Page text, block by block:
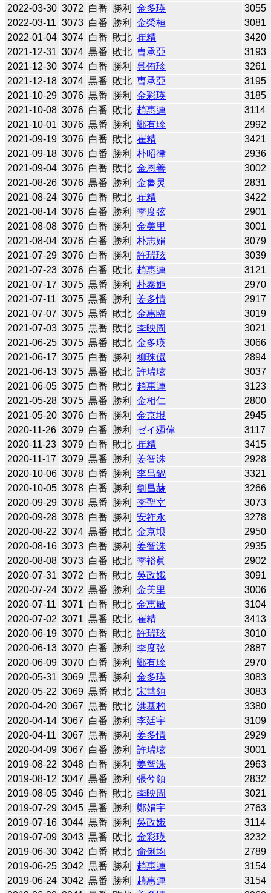
2022-03-30 3072 白番 勝利 金多瑛
3055
2022-03-11 3073 白番 勝利 金榮桓
3081
2022-01-04 3074 白番 敗北 崔精
3420
2021-12-31 3074 黒番 敗北 曺承亞
3193
2021-12-30 3074 白番 勝利 呉侑珍
3261
2021-12-18 3074 黒番 敗北 曺承亞
3195
2021-10-29 3076 黒番 勝利 金彩瑛
3185
2021-10-08 3076 白番 敗北 趙惠連
3114
2021-10-01 3076 黒番 勝利 鄭有珍
2992
2021-09-19 3076 白番 敗北 崔精
3421
2021-09-18 3076 白番 勝利 朴昭律
2936
2021-09-04 3076 白番 敗北 金恩善
3002
2021-08-26 3076 黒番 勝利 金魯炅
2831
2021-08-24 3076 白番 敗北 崔精
3422
2021-08-14 3076 白番 勝利 李度弦
2901
2021-08-08 3076 白番 勝利 金美里
3001
2021-08-04 3076 白番 勝利 朴志娟
3079
2021-07-29 3076 白番 勝利 許瑞玹
3039
2021-07-23 3076 白番 敗北 趙惠連
3121
2021-07-17 3075 黒番 勝利 朴泰姬
2970
2021-07-11 3075 黒番 勝利 姜多情
2917
2021-07-07 3075 黒番 敗北 金惠臨
3019
2021-07-03 3075 黒番 敗北 李映周
3021
2021-06-25 3075 黒番 敗北 金多瑛
3066
2021-06-17 3075 白番 勝利 柳珠儇
2894
2021-06-13 3075 黒番 敗北 許瑞玹
3037
2021-06-05 3075 白番 敗北 趙惠連
3123
2021-05-28 3075 黒番 勝利 金相仁
2800
2021-05-20 3076 白番 勝利 金京垠
2945
2020-11-26 3079 白番 勝利 ゼイ廼偉
3117
2020-11-23 3079 白番 敗北 崔精
3415
2020-11-17 3079 黒番 勝利 姜智洙
2928
2020-10-06 3078 白番 勝利 李昌鍋
3321
2020-10-05 3078 白番 勝利 劉昌赫
3266
2020-09-29 3078 黒番 勝利 李聖宰
3073
2020-09-28 3078 白番 勝利 安祚永
3278
2020-08-22 3074 黒番 敗北 金京垠
2950
2020-08-16 3073 白番 勝利 姜智洙
2935
2020-08-08 3073 白番 敗北 李裕眞
2902
2020-07-31 3072 白番 敗北 吳政娥
3091
2020-07-24 3072 黒番 勝利 金美里
3006
2020-07-11 3071 白番 敗北 金恵敏
3104
2020-07-02 3071 黒番 敗北 崔精
3413
2020-06-19 3070 白番 敗北 許瑞玹
3010
2020-06-13 3070 白番 勝利 李度弦
2887
2020-06-09 3070 白番 勝利 鄭有珍
2970
2020-05-31 3069 黒番 勝利 金多瑛
3083
2020-05-22 3069 黒番 敗北 宋彗領
3083
2020-04-20 3067 黒番 敗北 洪基杓
3380
2020-04-14 3067 白番 勝利 李廷宇
3109
2020-04-11 3067 黒番 勝利 姜多情
2929
2020-04-09 3067 白番 勝利 許瑞玹
3001
2019-08-22 3048 白番 勝利 姜智洙
2963
2019-08-12 3047 黒番 勝利 張兮領
2832
2019-08-05 3046 白番 敗北 李映周
3021
2019-07-29 3045 黒番 勝利 鄭娟宇
2763
2019-07-16 3044 黒番 勝利 吳政娥
3114
2019-07-09 3043 黒番 敗北 金彩瑛
3232
2019-06-30 3042 白番 敗北 俞俐均
2789
2019-06-25 3042 黒番 勝利 趙惠連
3154
2019-06-24 3042 黒番 勝利 趙惠連
3154